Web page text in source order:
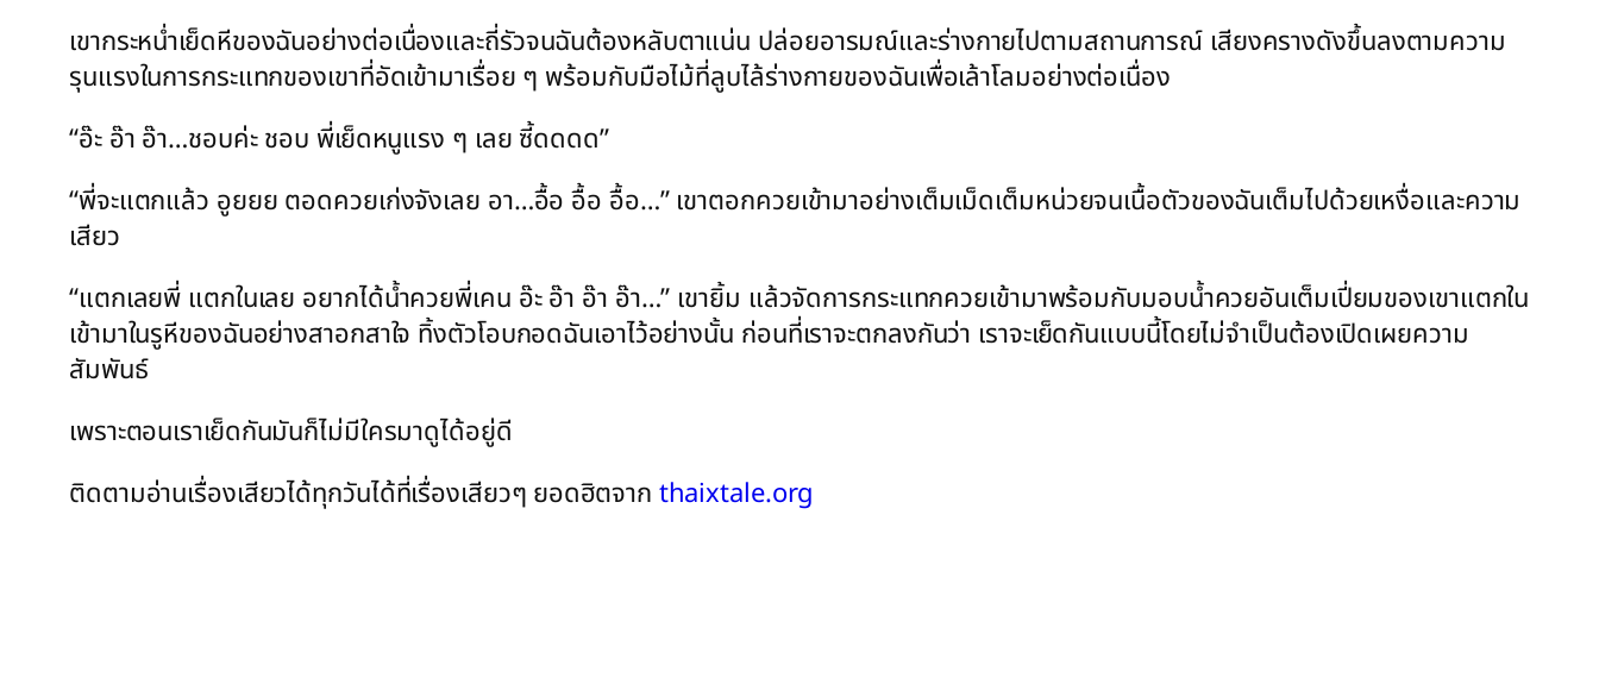
เขากระหน่ำเย็ดหีของฉันอย่างต่อเนื่องและถี่รัวจนฉันต้องหลับตาแน่น ปล่อยอารมณ์และร่างกายไปตามสถานการณ์ เสียงครางดังขึ้นลงตามความ
รุนแรงในการกระแทกของเขาที่อัดเข้ามาเรื่อย ๆ พร้อมกับมือไม้ที่ลูบไล้ร่างกายของฉันเพื่อเล้าโลมอย่างต่อเนื่อง
“อ๊ะ อ๊า อ๊า…ชอบค่ะ ชอบ พี่เย็ดหนูแรง ๆ เลย ซี้ดดดด”
“พี่จะแตกแล้ว อูยยย ตอดควยเก่งจังเลย อา…อื้อ อื้อ อื้อ…” เขาตอกควยเข้ามาอย่างเต็มเม็ดเต็มหน่วยจนเนื้อตัวของฉันเต็มไปด้วยเหงื่อและความ
เสียว
“แตกเลยพี่ แตกในเลย อยากได้น้ำควยพี่เคน อ๊ะ อ๊า อ๊า อ๊า…” เขายิ้ม แล้วจัดการกระแทกควยเข้ามาพร้อมกับมอบน้ำควยอันเต็มเปี่ยมของเขาแตกใน
เข้ามาในรูหีของฉันอย่างสาอกสาใจ ทิ้งตัวโอบกอดฉันเอาไว้อย่างนั้น ก่อนที่เราจะตกลงกันว่า เราจะเย็ดกันแบบนี้โดยไม่จำเป็นต้องเปิดเผยความ
สัมพันธ์
เพราะตอนเราเย็ดกันมันก็ไม่มีใครมาดูได้อยู่ดี
ติดตามอ่านเรื่องเสียวได้ทุกวันได้ที่เรื่องเสียวๆ ยอดฮิตจาก thaixtale.org